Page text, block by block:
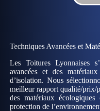
Techniques Avancées et
Les Toitures Lyonnaises
avancées et des
d’isolation. Nous
meilleur rapport qualité/prix/
des matériaux
protection de